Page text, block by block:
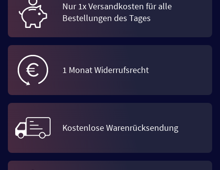
Nur 1x Versandkosten für alle
Bestellungen des Tages
1 Monat Widerrufsrecht
Kostenlose Warenrücksendung